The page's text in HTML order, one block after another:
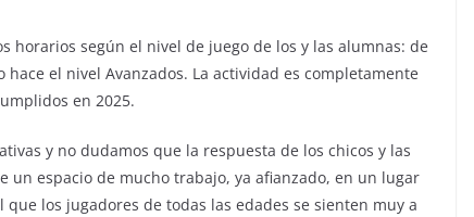
horarios según el nivel de juego de los y las alumnas: de
el nivel Avanzados. La actividad es completamente
en 2025.
y no dudamos que la respuesta de los chicos y las
un espacio de mucho trabajo, ya afianzado, en un lugar
los jugadores de todas las edades se sienten muy a